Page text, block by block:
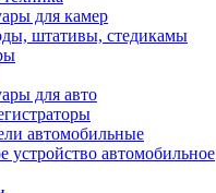
для камер
штативы, стедикамы
для авто
автомобильные
устройство автомобильное